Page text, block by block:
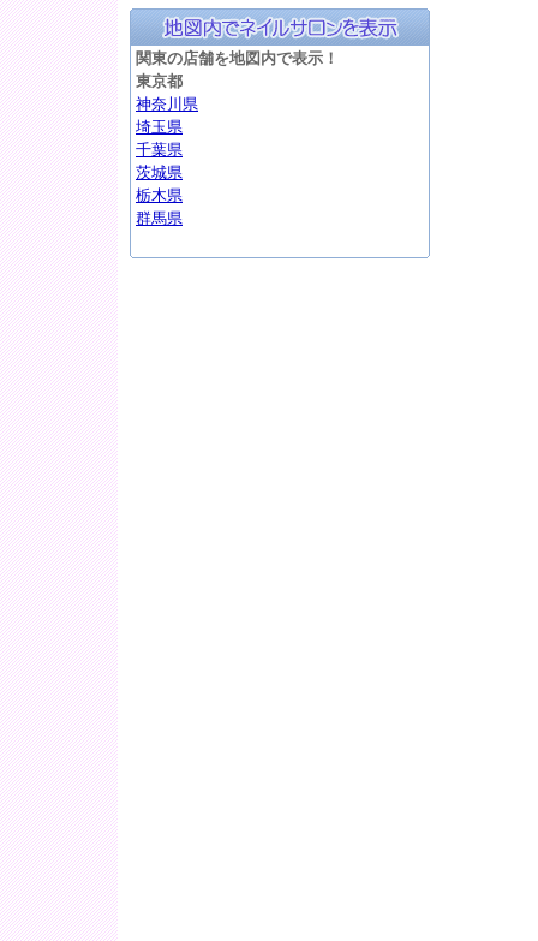
関東の店舗を地図内で表示！
東京都
神奈川県
埼玉県
千葉県
茨城県
栃木県
群馬県